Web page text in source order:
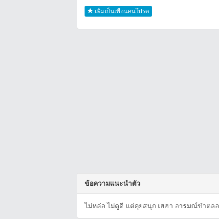
เพิ่มเป็นเพื่อนคนโปรด
ข้อความแนะนำตัว
ไม่หล่อ ไม่ดูดี แต่คุยสนุก เฮฮา อารมณ์ขำตล